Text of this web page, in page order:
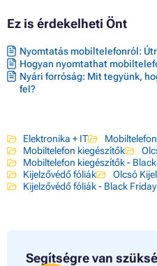
Ez is érdekelheti Önt
Nyomtatás mobiltelefonról:
Hogyan nyomtathat
Nyári forróság: Mit tegyünk,
fel?
Elektronika + IT
Mobiltelefon kiegészítők
Mobiltelefon kiegészítők -
Kijelzővédő fóliák
Olcsó
Kijelzővédő fóliák - Black
Segítségre van